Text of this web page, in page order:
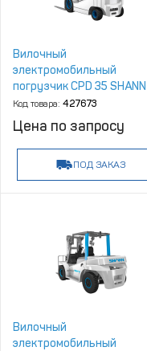
Вилочный
электромобильный
погрузчик CPD 35 SHANN
Код товара: 427673
Цена по запросу
ПОД ЗАКАЗ
Вилочный
электромобильный